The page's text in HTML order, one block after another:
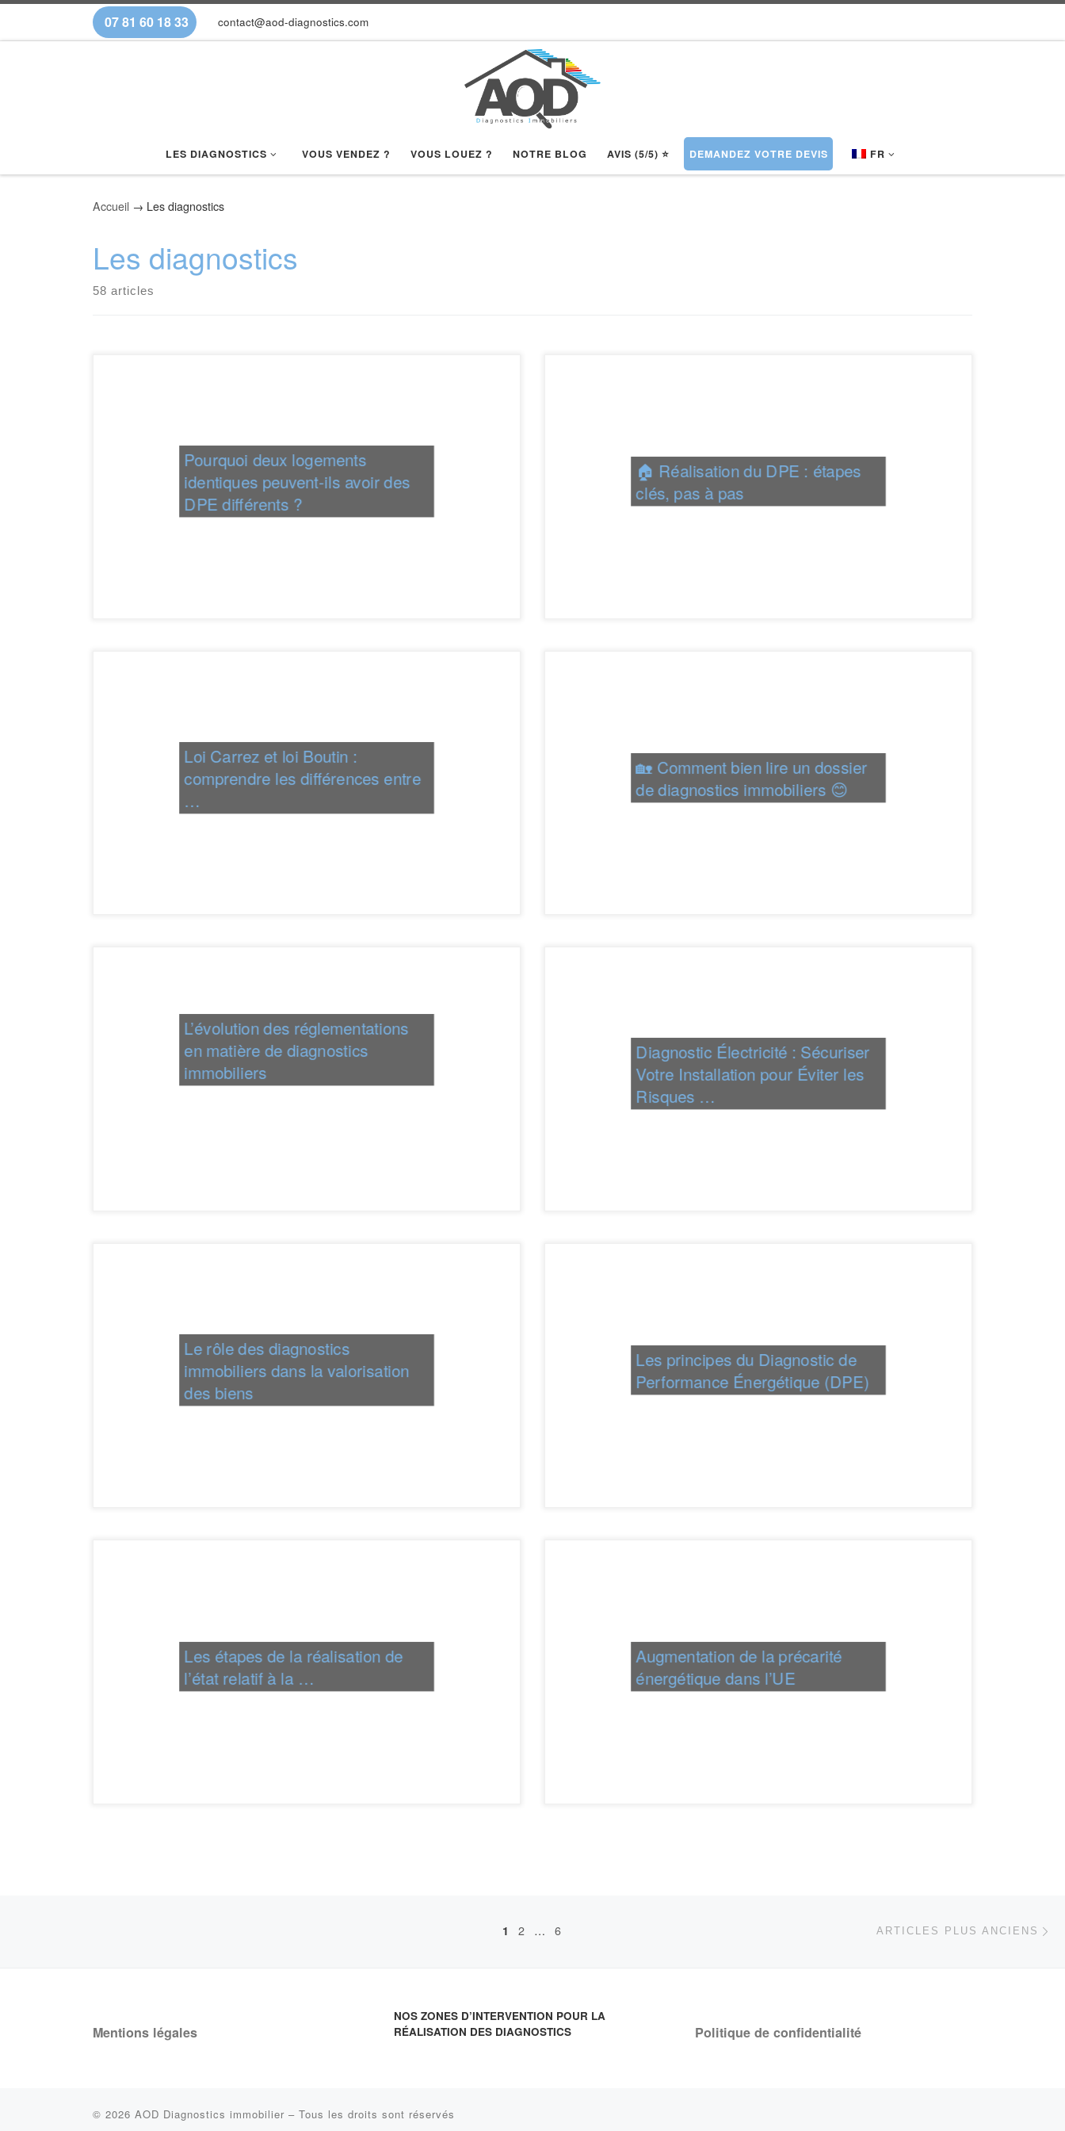
Skip to content07 81 60 18 33 contact@aod-diagnostics.com
LES DIAGNOSTICS VOUS VENDEZ ? VOUS LOUEZ ? NOTRE BLOG AVIS (5/5) ⭐️ DEMANDEZ VOTRE DEVIS FR
Accueil → Les diagnostics
Les diagnostics
58 articles
Pourquoi deux logements
identiques peuvent-ils avoir des
DPE différents ?
🏠 Réalisation du DPE : étapes
clés, pas à pas
Loi Carrez et loi Boutin :
comprendre les différences entre
…
🏡 Comment bien lire un dossier
de diagnostics immobiliers 😊
L’évolution des réglementations
en matière de diagnostics
immobiliers
Diagnostic Électricité : Sécuriser
Votre Installation pour Éviter les
Risques …
Le rôle des diagnostics
immobiliers dans la valorisation
des biens
Les principes du Diagnostic de
Performance Énergétique (DPE)
Les étapes de la réalisation de
l’état relatif à la …
Augmentation de la précarité
énergétique dans l’UE
1 2 … 6 ARTICLES PLUS ANCIENS
Mentions légales
NOS ZONES D’INTERVENTION POUR LA
RÉALISATION DES DIAGNOSTICS
Politique de confidentialité
© 2026 AOD Diagnostics immobilier – Tous les droits sont réservés